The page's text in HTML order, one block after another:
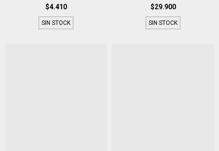
$4.410
SIN STOCK
$29.900
SIN STOCK